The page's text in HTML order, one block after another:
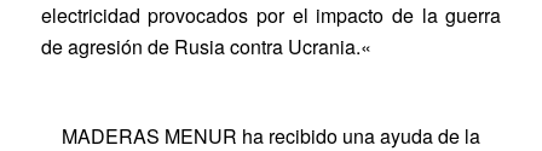
electricidad provocados por el impacto de la guerra
de agresión de Rusia contra Ucrania.«
MADERAS MENUR ha recibido una ayuda de la